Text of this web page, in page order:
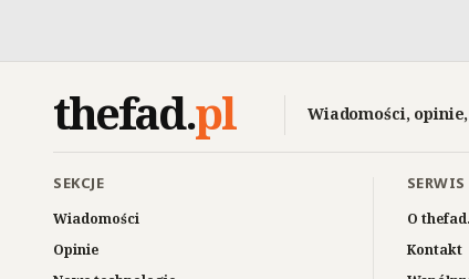
thefad.pl Wiadomości,
SEKCJE
Wiadomości
Opinie
SERWIS
O
Kontakt